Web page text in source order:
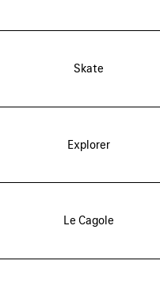
Skate
Explorer
Le Cagole